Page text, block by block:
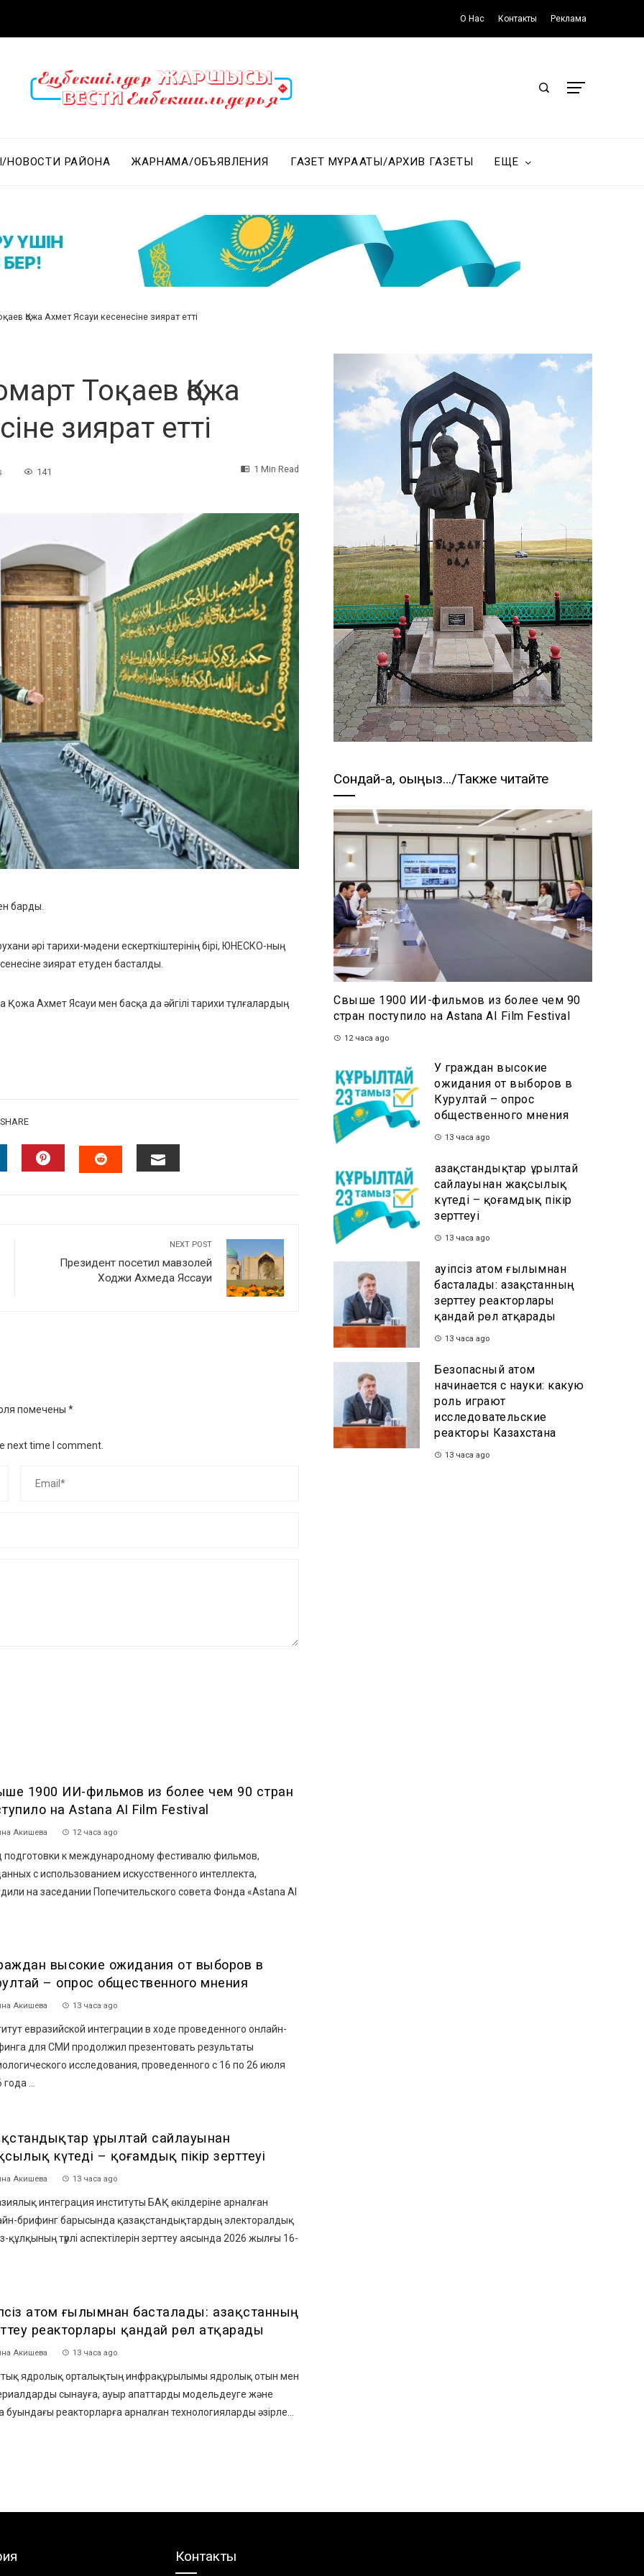
О Нас Контакты Реклама
РАЙОНА ЖАРНАМА/ОБЪЯВЛЕНИЯ ГАЗЕТ МҰРАҒАТЫ/АРХИВ ГАЗЕТЫ ЕЩЕ
Қожа Ахмет Ясауи кесенесіне зиярат етті
Тоқаев Қожа
зиярат етті
141 1 Min Read
барды.
әрі тарихи-мәдени ескерткіштерінің бірі, ЮНЕСКО-ның
зиярат етуден басталды.
Ахмет Ясауи мен басқа да әйгілі тарихи тұлғалардың
SHARE
NEXT POST
Президент посетил мавзолей
Ходжи Ахмеда Яссауи
помечены *
next time I comment.
1900 ИИ-фильмов из более чем 90 стран
на Astana AI Film Festival
Акишева 12 часа ago
подготовки к международному фестивалю фильмов,
с использованием искусственного интеллекта,
на заседании Попечительского совета Фонда «Astana AI
высокие ожидания от выборов в
– опрос общественного мнения
Акишева 13 часа ago
евразийской интеграции в ходе проведенного онлайн-
для СМИ продолжил презентовать результаты
исследования, проведенного с 16 по 26 июля
...
Құрылтай сайлауынан
күтеді – қоғамдық пікір зерттеуі
Акишева 13 часа ago
интеграция институты БАҚ өкілдеріне арналған
брифинг барысында қазақстандықтардың электоралдық
құлқының түрлі аспектілерін зерттеу аясында 2026 жылғы 16-
атом ғылымнан басталады: Қазақстанның
реакторлары қандай рөл атқарады
Акишева 13 часа ago
ядролық орталықтың инфрақұрылымы ядролық отын мен
сынауға, ауыр апаттарды модельдеуге және
буындағы реакторларға арналған технологияларды әзірле...
Сондай-ақ, оқыңыз…/Также читайте
Свыше 1900 ИИ-фильмов из более чем 90
стран поступило на Astana AI Film Festival
12 часа ago
У граждан высокие
ожидания от выборов в
Курултай – опрос
общественного мнения
13 часа ago
Қазақстандықтар Құрылтай
сайлауынан жақсылық
күтеді – қоғамдық пікір
зерттеуі
13 часа ago
Қауіпсіз атом ғылымнан
басталады: Қазақстанның
зерттеу реакторлары
қандай рөл атқарады
13 часа ago
Безопасный атом
начинается с науки: какую
роль играют
исследовательские
реакторы Казахстана
13 часа ago
Контакты